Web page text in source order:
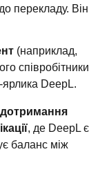
перекладу. Він
(наприклад,
співробітники
ярлика DeepL.
, де DeepL є
баланс між